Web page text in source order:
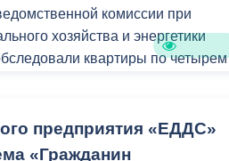
комиссии при
хозяйства и энергетики
квартиры по четырем
Интернациональной, 51 и
предприятия «ЕДДС»
«Гражданин